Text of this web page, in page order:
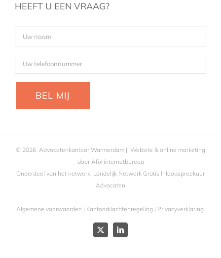
HEEFT U EEN VRAAG?
© 2026 Advocatenkantoor Warmerdam | Website & online marketing
door Afix internetbureau
Onderdeel van het netwerk: Landelijk Netwerk Gratis Inloopspreekuur
Advocaten
Algemene voorwaarden | Kantoorklachtenregeling | Privacyverklaring
X LinkedIn